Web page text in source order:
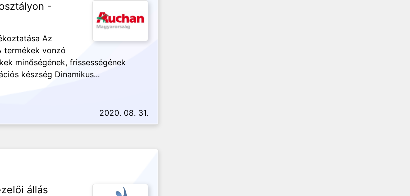
-
Az
termékek vonzó
minőségének, frissességének
készség Dinamikus...
2020. 08. 31.
állás